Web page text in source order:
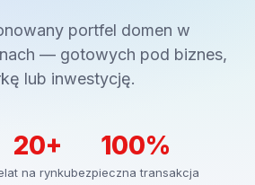
portfel domen w
— gotowych pod biznes,
lub inwestycję.
20+
lat na rynku
100%
bezpieczna transakcja